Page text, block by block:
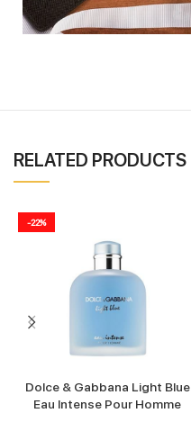
RELATED PRODUCTS
-22%
Dolce & Gabbana Light Blue
Eau Intense Pour Homme